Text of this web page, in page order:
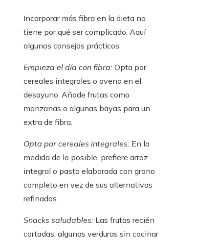
Incorporar más fibra en la dieta no
tiene por qué ser complicado. Aquí
algunos consejos prácticos:
Empieza el día con fibra: Opta por
cereales integrales o avena en el
desayuno. Añade frutas como
manzanas o algunas bayas para un
extra de fibra.
Opta por cereales integrales: En la
medida de lo posible, prefiere arroz
integral o pasta elaborada con grano
completo en vez de sus alternativas
refinadas.
Snacks saludables: Las frutas recién
cortadas, algunas verduras sin cocinar